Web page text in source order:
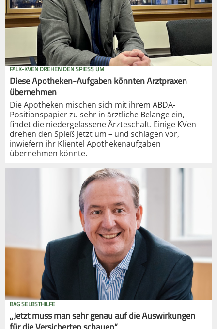
FALK-KVEN DREHEN DEN SPIESS UM
Diese Apotheken-Aufgaben könnten Arztpraxen
übernehmen
Die Apotheken mischen sich mit ihrem ABDA-
Positionspapier zu sehr in ärztliche Belange ein,
findet die niedergelassene Ärzteschaft. Einige KVen
drehen den Spieß jetzt um – und schlagen vor,
inwiefern ihr Klientel Apothekenaufgaben
übernehmen könnte.
BAG SELBSTHILFE
„Jetzt muss man sehr genau auf die Auswirkungen